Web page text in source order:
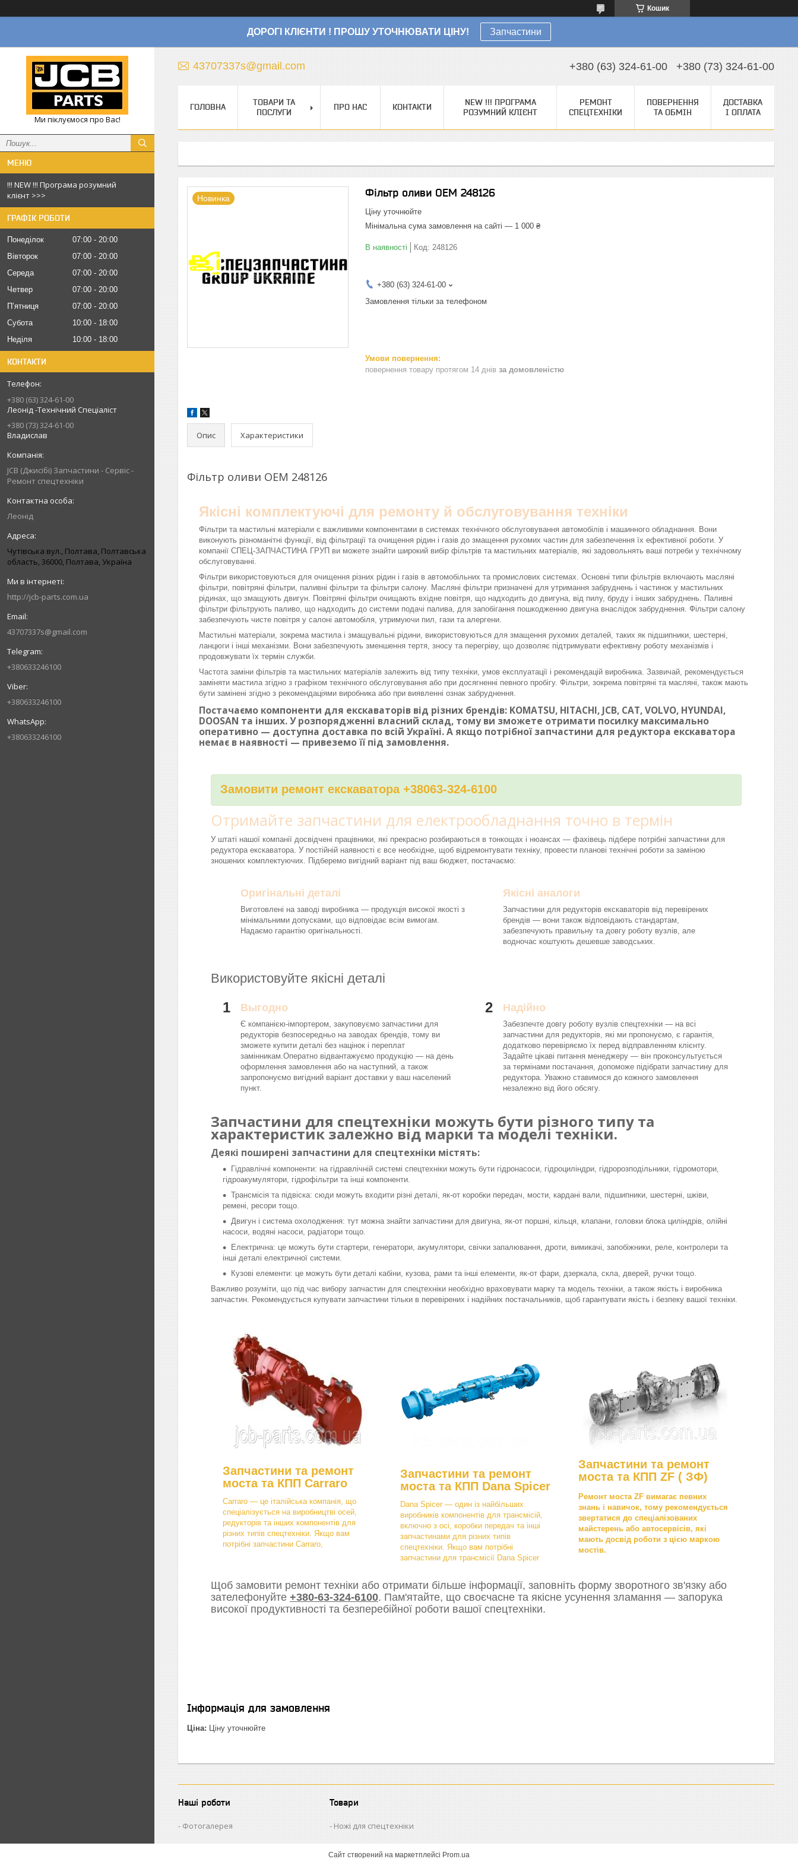
Кошик
ДОРОГІ КЛІЄНТИ ! ПРОШУ УТОЧНЮВАТИ ЦІНУ! Запчастини
Ми піклуємося про Вас!
!!! NEW !!! Програма розумний
клієнт >>>
ГРАФІК РОБОТИ
Понеділок 07:00
20:00
Вівторок
07:00
20:00
Середа
07:00
20:00
Четвер
07:00
20:00
Пʼятниця
07:00
20:00
Субота
10:00
18:00
Неділя
10:00 18:00
КОНТАКТИ
+380 (63) 324-61-00
Леонід -Технічний Спеціаліст
+380 (73) 324-61-00
Владислав
JCB (Джисібі) Запчастини - Сервіс -
Ремонт спецтехніки
Леонід
Чутівська вул., Полтава, Полтавська
область, 36000, Полтава, Україна
http://jcb-parts.com.ua
43707337s@gmail.com
+380633246100
+380633246100
+380633246100
43707337s@gmail.com +380 (63) 324-61-00 +380 (73) 324-61-00
ГОЛОВНА
ТОВАРИ ТА
ПОСЛУГИ
ПРО НАС КОНТАКТИ
NEW !!! ПРОГРАМА
РОЗУМНИЙ КЛІЄНТ
РЕМОНТ
СПЕЦТЕХНІКИ
ПОВЕРНЕННЯ
ТА ОБМІН
ДОСТАВКА
І ОПЛАТА
Новинка Фільтр оливи OEM 248126
Ціну уточнюйте
Мінімальна сума замовлення на сайті — 1 000 ₴
В наявності Код: 248126
+380 (63) 324-61-00
Замовлення тільки за телефоном
повернення товару протягом 14 днів за домовленістю
Опис Характеристики
Фільтр оливи OEM 248126
Якісні комплектуючі для ремонту й обслуговування техніки
Фільтри та мастильні матеріали є важливими компонентами в системах технічного обслуговування автомобілів і машинного обладнання. Вони
виконують різноманітні функції, від фільтрації та очищення рідин і газів до змащення рухомих частин для забезпечення їх ефективної роботи. У
компанії СПЕЦ-ЗАПЧАСТИНА ГРУП ви можете знайти широкий вибір фільтрів та мастильних матеріалів, які задовольнять ваші потреби у технічному
обслуговуванні.
Фільтри використовуються для очищення різних рідин і газів в автомобільних та промислових системах. Основні типи фільтрів включають масляні
фільтри, повітряні фільтри, паливні фільтри та фільтри салону. Масляні фільтри призначені для утримання забруднень і частинок у мастильних
рідинах, що змащують двигун. Повітряні фільтри очищають вхідне повітря, що надходить до двигуна, від пилу, бруду і інших забруднень. Паливні
фільтри фільтрують паливо, що надходить до системи подачі палива, для запобігання пошкодженню двигуна внаслідок забруднення. Фільтри салону
забезпечують чисте повітря у салоні автомобіля, утримуючи пил, гази та алергени.
Мастильні матеріали, зокрема мастила і змащувальні рідини, використовуються для змащення рухомих деталей, таких як підшипники, шестерні,
ланцюги і інші механізми. Вони забезпечують зменшення тертя, зносу та перегріву, що дозволяє підтримувати ефективну роботу механізмів і
продовжувати їх термін служби.
Частота заміни фільтрів та мастильних матеріалів залежить від типу техніки, умов експлуатації і рекомендацій виробника. Зазвичай, рекомендується
заміняти мастила згідно з графіком технічного обслуговування або при досягненні певного пробігу. Фільтри, зокрема повітряні та масляні, також мають
бути замінені згідно з рекомендаціями виробника або при виявленні ознак забруднення.
Постачаємо компоненти для екскаваторів від різних брендів: KOMATSU, HITACHI, JCB, CAT, VOLVO, HYUNDAI,
DOOSAN та інших. У розпорядженні власний склад, тому ви зможете отримати посилку максимально
оперативно — доступна доставка по всій Україні. А якщо потрібної запчастини для редуктора екскаватора
немає в наявності — привеземо її під замовлення.
Замовити ремонт екскаватора +38063-324-6100
Отримайте запчастини для електрообладнання точно в термін
У штаті нашої компанії досвідчені працівники, які прекрасно розбираються в тонкощах і нюансах — фахівець підбере потрібні запчастини для
редуктора екскаватора. У постійній наявності є все необхідне, щоб відремонтувати техніку, провести планові технічні роботи за заміною
зношених комплектуючих. Підберемо вигідний варіант під ваш бюджет, постачаємо:
Оригінальні деталі
Виготовлені на заводі виробника — продукція високої якості з
мінімальними допусками, що відповідає всім вимогам.
Надаємо гарантію оригінальності.
Якісні аналоги
Запчастини для редукторів екскаваторів від перевірених
брендів — вони також відповідають стандартам,
забезпечують правильну та довгу роботу вузлів, але
водночас коштують дешевше заводських.
Використовуйте якісні деталі
1 Выгодно
Є компанією-імпортером, закуповуємо запчастини для
редукторів безпосередньо на заводах брендів, тому ви
зможете купити деталі без націнок і переплат
замінникам.Оператно відвантажуємо продукцію — на день
оформлення замовлення або на наступний, а також
запропонуємо вигідний варіант доставки у ваш населений
пункт.
2 Надійно
Забезпечте довгу роботу вузлів спецтехніки — на всі
запчастини для редукторів, які ми пропонуємо, є гарантія,
додатково перевіряємо їх перед відправленням клієнту.
Задайте цікаві питання менеджеру — він проконсультується
за термінами постачання, допоможе підібрати запчастину для
редуктора. Уважно ставимося до кожного замовлення
незалежно від його обсягу.
Запчастини для спецтехніки можуть бути різного типу та
характеристик залежно від марки та моделі техніки.
Деякі поширені запчастини для спецтехніки містять:
Гідравлічні компоненти: на гідравлічній системі спецтехніки можуть бути гідронасоси, гідроциліндри, гідророзподільники, гідромотори,
гідроакумулятори, гідрофільтри та інші компоненти.
Трансмісія та підвіска: сюди можуть входити різні деталі, як-от коробки передач, мости, кардані вали, підшипники, шестерні, шківи,
ремені, ресори тощо.
Двигун і система охолодження: тут можна знайти запчастини для двигуна, як-от поршні, кільця, клапани, головки блока циліндрів, олійні
насоси, водяні насоси, радіатори тощо.
Електрична: це можуть бути стартери, генератори, акумулятори, свічки запалювання, дроти, вимикачі, запобіжники, реле, контролери та
інші деталі електричної системи.
Кузові елементи: це можуть бути деталі кабіни, кузова, рами та інші елементи, як-от фари, дзеркала, скла, дверей, ручки тощо.
Важливо розуміти, що під час вибору запчастин для спецтехніки необхідно враховувати марку та модель техніки, а також якість і виробника
запчастин. Рекомендується купувати запчастини тільки в перевірених і надійних постачальників, щоб гарантувати якість і безпеку вашої техніки.
Запчастини та ремонт
моста та КПП Carraro
Carraro — це італійська компанія, що
спеціалізується на виробництві осей,
редукторів та інших компонентів для
різних типів спецтехніки. Якщо вам
потрібні запчастини Carraro,
Запчастини та ремонт
моста та КПП Dana Spicer
Dana Spicer — один із найбільших
виробників компонентів для трансмісій,
включно з осі, коробки передач та інші
запчастинами для різних типів
спецтехніки. Якщо вам потрібні
запчастини для трансмісії Dana Spicer
Запчастини та ремонт
моста та КПП ZF ( ЗФ)
Ремонт моста ZF вимагає певних
знань і навичок, тому рекомендується
звертатися до спеціалізованих
майстерень або автосервісів, які
мають досвід роботи з цією маркою
мостів.
Щоб замовити ремонт техніки або отримати більше інформації, заповніть форму зворотного зв'язку або
зателефонуйте +380-63-324-6100. Пам'ятайте, що своєчасне та якісне усунення зламання — запорука
високої продуктивності та безперебійної роботи вашої спецтехніки.
Інформація для замовлення
Ціна: Ціну уточнюйте
Наші роботи
Фотогалерея
Товари
Ножі для спецтехніки
Сайт створений на маркетплейсі Prom.ua